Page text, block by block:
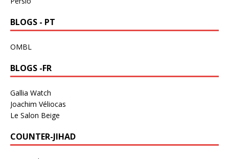
BLOGS - PT
OMBL
BLOGS -FR
Gallia Watch
Joachim Véliocas
Le Salon Beige
COUNTER-JIHAD